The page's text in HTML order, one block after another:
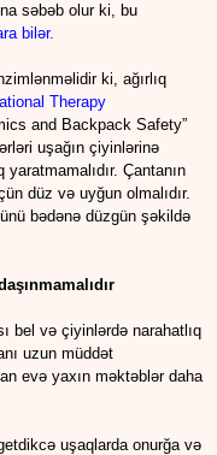
səbəb olur ki, bu
bilər.
ki, ağırlıq
Therapy
and Backpack Safety”
uşağın çiyinlərinə
Çantanın
düz və uyğun olmalıdır.
bədənə düzgün şəkildə
bel və çiyinlərdə narahatlıq
uzun müddət
evə yaxın məktəblər daha
uşaqlarda onurğa və